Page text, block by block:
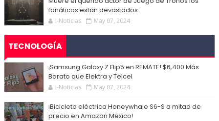
fanáticos están devastados
I-Noticias May 07, 2024
TECNOLOGÍA
¡Samsung Galaxy Z Flip5 en REMATE! $6,400 Más
Barato que Elektra y Telcel
I-Noticias May 07, 2024
¡Bicicleta eléctrica Honeywhale S6-S a mitad de
precio en Amazon México!